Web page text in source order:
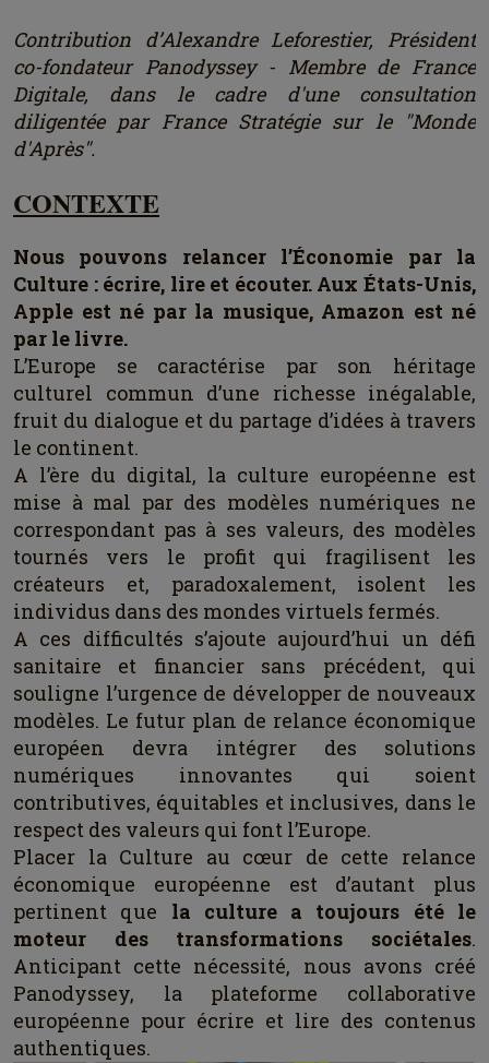
Contribution d’Alexandre Leforestier, Président
co-fondateur Panodyssey - Membre de France
Digitale, dans le cadre d'une consultation
diligentée par France Stratégie sur le "Monde
d'Après".
CONTEXTE
Nous pouvons relancer l’Économie par la
Culture : écrire, lire et écouter. Aux États-Unis,
Apple est né par la musique, Amazon est né
par le livre.
L’Europe se caractérise par son héritage
culturel commun d’une richesse inégalable,
fruit du dialogue et du partage d’idées à travers
le continent.
A l’ère du digital, la culture européenne est
mise à mal par des modèles numériques ne
correspondant pas à ses valeurs, des modèles
tournés vers le profit qui fragilisent les
créateurs et, paradoxalement, isolent les
individus dans des mondes virtuels fermés.
A ces difficultés s’ajoute aujourd’hui un défi
sanitaire et financier sans précédent, qui
souligne l’urgence de développer de nouveaux
modèles. Le futur plan de relance économique
européen devra intégrer des solutions
numériques innovantes qui soient
contributives, équitables et inclusives, dans le
respect des valeurs qui font l’Europe.
Placer la Culture au cœur de cette relance
économique européenne est d’autant plus
pertinent que la culture a toujours été le
moteur des transformations sociétales.
Anticipant cette nécessité, nous avons créé
Panodyssey, la plateforme collaborative
européenne pour écrire et lire des contenus
authentiques.